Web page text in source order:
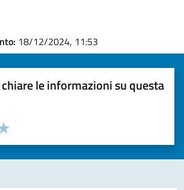
18/12/2024, 11:53
le informazioni su questa
informazioni (da 1 a 5 stelle)
di stelle per valutare la chiarezza delle
5 stelle su 5
4 stelle su 5
su 5
su 5
5